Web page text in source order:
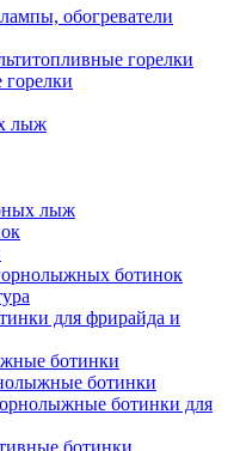
обогреватели
горелки
горелки
лыж
лыж
ботинок
для фрирайда и
ботинки
ботинки
ботинки для
ботинки